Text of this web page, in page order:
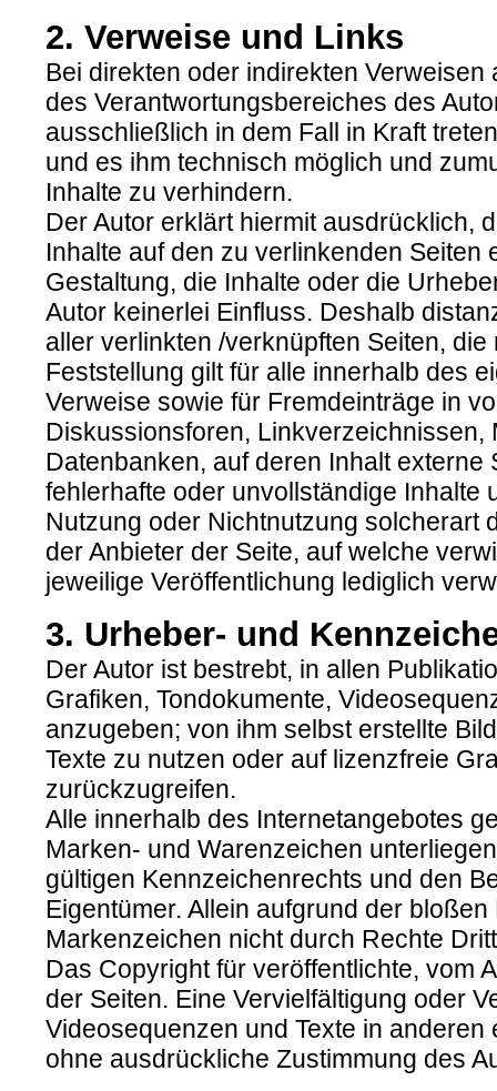
2. Verweise und Links
Bei direkten oder indirekten
des Verantwortungsbereiches des
ausschließlich in dem Fall in Kraft
und es ihm technisch möglich und
Inhalte zu verhindern.
Der Autor erklärt hiermit ausdrücklich,
Inhalte auf den zu verlinkenden
Gestaltung, die Inhalte oder die
Autor keinerlei Einfluss. Deshalb
aller verlinkten /verknüpften Seiten,
Feststellung gilt für alle innerhalb des
Verweise sowie für Fremdeinträge in
Diskussionsforen,
Datenbanken, auf deren Inhalt
fehlerhafte oder unvollständige Inhalte
Nutzung oder Nichtnutzung solcherart
der Anbieter der Seite, auf welche
jeweilige Veröffentlichung lediglich
3. Urheber- und
Der Autor ist bestrebt, in allen
Grafiken, Tondokumente,
anzugeben; von ihm selbst erstellte
Texte zu nutzen oder auf lizenzfreie
zurückzugreifen.
Alle innerhalb des Internetangebotes
Marken- und Warenzeichen
gültigen Kennzeichenrechts und den
Eigentümer. Allein aufgrund der
Markenzeichen nicht durch Rechte
Das Copyright für veröffentlichte, vom
der Seiten. Eine Vervielfältigung oder
Videosequenzen und Texte in
ohne ausdrückliche Zustimmung des